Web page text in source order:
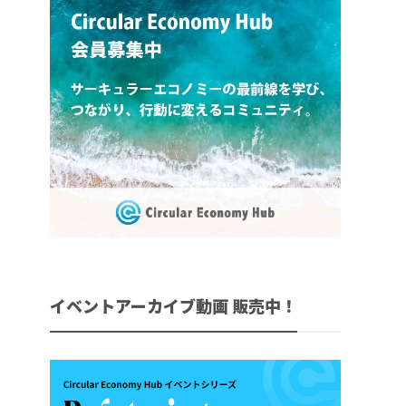
イベントアーカイブ動画 販売中！